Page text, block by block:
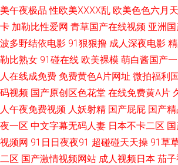
影网 精品在线图区5p 阿v2026在线观看 国产A级性
婷婷色图 91一看片 美女直播在线观看 日韩成人在
库 亚洲欧美日韩入口 韩国AV看片网站 日本色妇色
女扣逼 另类激情A片 99天天看 免费久国视频 黄色仓
视频福利 欧美亚洲日韩国产校园 色婷婷五月肏屄
美午夜极品 性欧美ⅩⅩⅩⅩ乱 欧美色色六月天
卡 加勒比性爱网 青草国产在线视频 亚洲
波多野结依电影 91狠狠撸 成人深夜电影
勒比熟女 91碰在线 欧美裸模 萌白酱国产
人在线成免费 免费黄色A片网址 微拍福利
码视频 国产原创区色花堂 在线免费黄A片
人午夜免费视频 人妖射精 国产屁屁 国产
夜一区 中文字幕无码人妻 日本不卡二区
视频网 91日日夜夜91 超碰碰天天操 91草
二区 国产激情视频网站 成人视频日本 茄